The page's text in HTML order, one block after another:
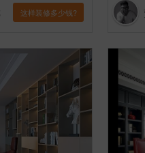
这样装修多少钱?